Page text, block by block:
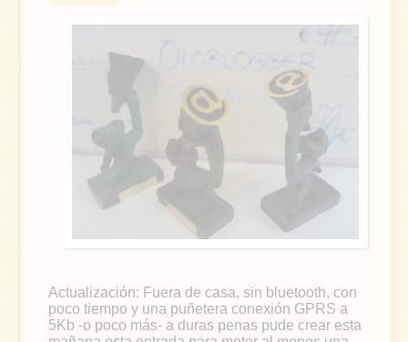
Actualización: Fuera de casa, sin bluetooth, con
poco tiempo y una puñetera conexión GPRS a
5Kb -o poco más- a duras penas pude crear esta